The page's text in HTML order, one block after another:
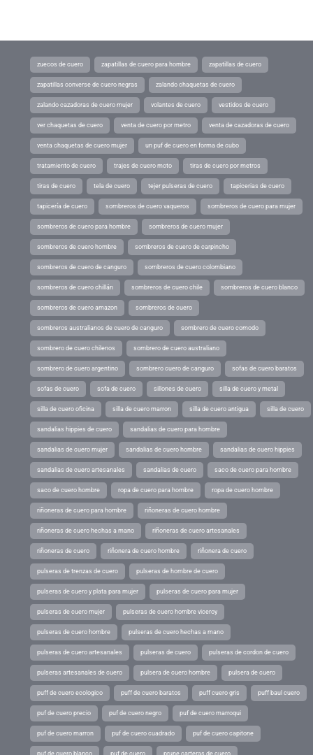
zuecos de cuero zapatillas de cuero para hombre zapatillas de cuero
zapatillas converse de cuero negras zalando chaquetas de cuero
zalando cazadoras de cuero mujer volantes de cuero vestidos de cuero
ver chaquetas de cuero venta de cuero por metro venta de cazadoras de cuero
venta chaquetas de cuero mujer un puf de cuero en forma de cubo
tratamiento de cuero trajes de cuero moto tiras de cuero por metros
tiras de cuero tela de cuero tejer pulseras de cuero tapicerias de cuero
tapicería de cuero sombreros de cuero vaqueros sombreros de cuero para mujer
sombreros de cuero para hombre sombreros de cuero mujer
sombreros de cuero hombre sombreros de cuero de carpincho
sombreros de cuero de canguro sombreros de cuero colombiano
sombreros de cuero chillán sombreros de cuero chile sombreros de cuero blanco
sombreros de cuero amazon sombreros de cuero
sombreros australianos de cuero de canguro sombrero de cuero comodo
sombrero de cuero chilenos sombrero de cuero australiano
sombrero de cuero argentino sombrero cuero de canguro sofas de cuero baratos
sofas de cuero sofa de cuero sillones de cuero silla de cuero y metal
silla de cuero oficina silla de cuero marron silla de cuero antigua silla de cuero
sandalias hippies de cuero sandalias de cuero para hombre
sandalias de cuero mujer sandalias de cuero hombre sandalias de cuero hippies
sandalias de cuero artesanales sandalias de cuero saco de cuero para hombre
saco de cuero hombre ropa de cuero para hombre ropa de cuero hombre
riñoneras de cuero para hombre riñoneras de cuero hombre
riñoneras de cuero hechas a mano riñoneras de cuero artesanales
riñoneras de cuero riñonera de cuero hombre riñonera de cuero
pulseras de trenzas de cuero pulseras de hombre de cuero
pulseras de cuero y plata para mujer pulseras de cuero para mujer
pulseras de cuero mujer pulseras de cuero hombre viceroy
pulseras de cuero hombre pulseras de cuero hechas a mano
pulseras de cuero artesanales pulseras de cuero pulseras de cordon de cuero
pulseras artesanales de cuero pulsera de cuero hombre pulsera de cuero
puff de cuero ecologico puff de cuero baratos puff cuero gris puff baul cuero
puf de cuero precio puf de cuero negro puf de cuero marroqui
puf de cuero marron puf de cuero cuadrado puf de cuero capitone
puf de cuero blanco puf de cuero prune carteras de cuero